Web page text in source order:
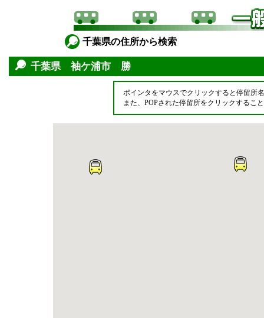
千葉県の住所から検索
千葉県 袖ケ浦市 勝
ポインタをマウスでクリックすると停留所
また、POPされた停留所をクリックするこ